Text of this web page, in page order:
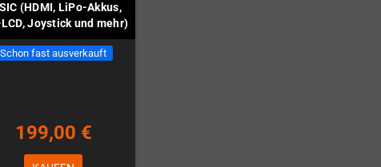
(HDMI, LiPo-Akkus,
Joystick und mehr)
Schon fast ausverkauft
199,00 €